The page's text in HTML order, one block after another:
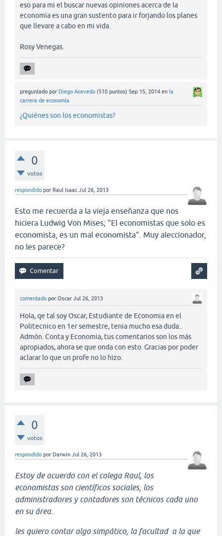
eso para mi el buscar nuevas opiniones acerca de la
economìa es una gran sustento para ir forjando los planes
que llevare a cabo en mi vida.
Rosy Venegas.
preguntado por Diego Acevedo (510 puntos) Sep 15, 2014 en la
carrera de economía
¿Quiénes son los economistas?
0
votos
respondido por Raul Isaac Jul 26, 2013
Esto me recuerda a la vieja enseñanza que nos
hiciera Ludwig Von Mises; "El economistas que solo es
economista, es un mal economista". Muy aleccionador,
no les parece?
comentado por Oscar Jul 26, 2013
Hola, qe tal soy Oscar, Estudiante de Economia en el
Politecnico en 1er semestre, tenia mucho esa duda..
Admón. Conta y Economia, tus comentarios son los más
apropiados, ahora se que onda con esto. Gracias por poder
aclarar lo que un profe no lo hizo.
0
votos
respondido por Darwin Jul 26, 2013
Estoy de acuerdo con el colega Raul, los
economistas son científicos sociales, los
administradores y contadores son técnicos cada uno
en su área.
les quiero contar algo simpático, la facultad a la que